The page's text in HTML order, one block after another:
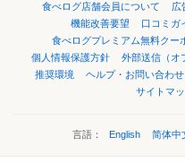
食べログ店舗会員について
広
機能改善要望
口コミガ
食べログプレミアム無料クー
個人情報保護方針
外部送信（オ
推奨環境
ヘルプ・お問い合わせ
サイトマ
言語： English 简体中